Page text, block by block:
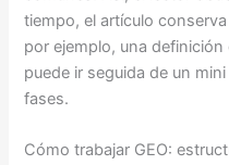
tiempo, el artículo
por ejemplo, una
puede ir seguida de un
fases.
Cómo trabajar GEO: